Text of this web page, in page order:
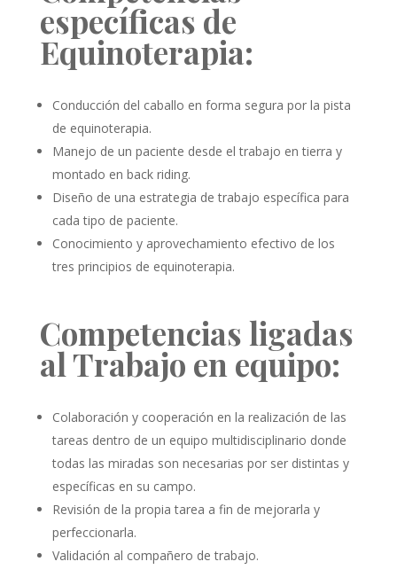
específicas de
Equinoterapia:
Conducción del caballo en forma segura por la pista
de equinoterapia.
Manejo de un paciente desde el trabajo en tierra y
montado en back riding.
Diseño de una estrategia de trabajo específica para
cada tipo de paciente.
Conocimiento y aprovechamiento efectivo de los
tres principios de equinoterapia.
Competencias ligadas
al Trabajo en equipo:
Colaboración y cooperación en la realización de las
tareas dentro de un equipo multidisciplinario donde
todas las miradas son necesarias por ser distintas y
específicas en su campo.
Revisión de la propia tarea a fin de mejorarla y
perfeccionarla.
Validación al compañero de trabajo.